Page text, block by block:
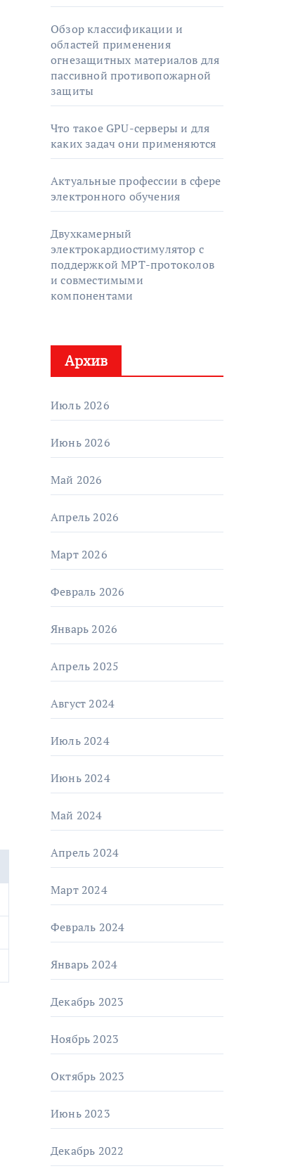
Обзор классификации и
областей применения
огнезащитных материалов для
пассивной противопожарной
защиты
Что такое GPU-серверы и для
каких задач они применяются
Актуальные профессии в сфере
электронного обучения
Двухкамерный
электрокардиостимулятор с
поддержкой МРТ-протоколов
и совместимыми
компонентами
Архив
Июль 2026
Июнь 2026
Май 2026
Апрель 2026
Март 2026
Февраль 2026
Январь 2026
Апрель 2025
Август 2024
Июль 2024
Июнь 2024
Май 2024
Апрель 2024
Март 2024
Февраль 2024
Январь 2024
Декабрь 2023
Ноябрь 2023
Октябрь 2023
Июнь 2023
Декабрь 2022